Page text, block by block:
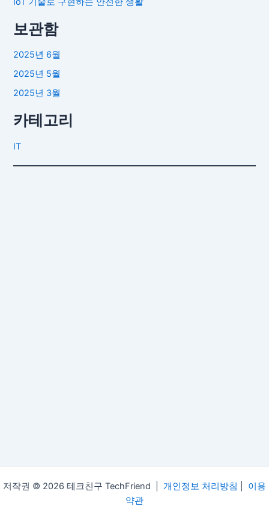
보관함
2025년 6월
2025년 5월
2025년 3월
카테고리
IT
저작권 © 2026 테크친구 TechFriend | 개인정보 처리방침
이용
약관